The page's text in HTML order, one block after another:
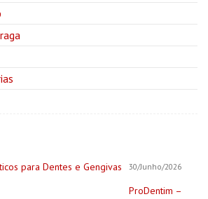
30/Junho/2026
ProDentim –